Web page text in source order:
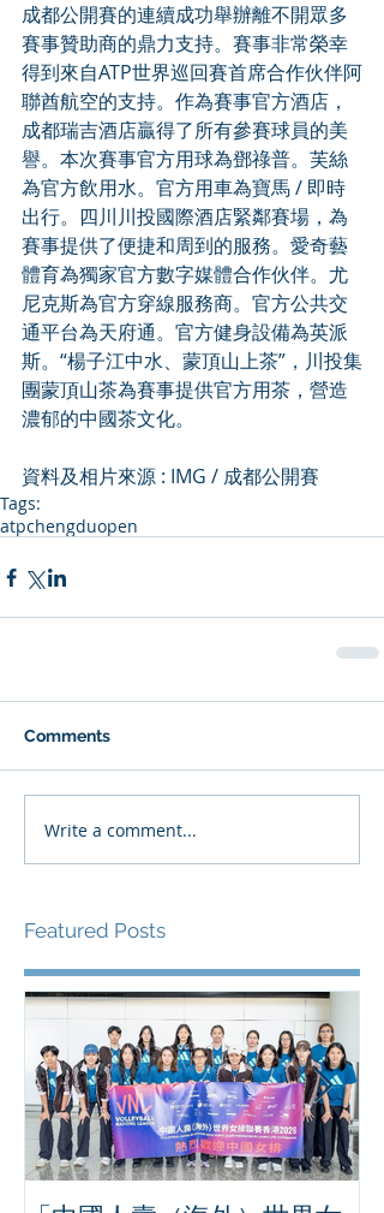
成都公開賽的連續成功舉辦離不開眾多
賽事贊助商的鼎力支持。賽事非常榮幸
得到來自ATP世界巡回賽首席合作伙伴阿
聯酋航空的支持。作為賽事官方酒店，
成都瑞吉酒店贏得了所有參賽球員的美
譽。本次賽事官方用球為鄧祿普。芙絲
為官方飲用水。官方用車為寶馬 / 即時
出行。四川川投國際酒店緊鄰賽場，為
賽事提供了便捷和周到的服務。愛奇藝
體育為獨家官方數字媒體合作伙伴。尤
尼克斯為官方穿線服務商。官方公共交
通平台為天府通。官方健身設備為英派
斯。“楊子江中水、蒙頂山上茶”，川投集
團蒙頂山茶為賽事提供官方用茶，營造
濃郁的中國茶文化。
資料及相片來源 : IMG / 成都公開賽
Tags:
atpchengduopen
Comments
Write a comment...
Featured Posts